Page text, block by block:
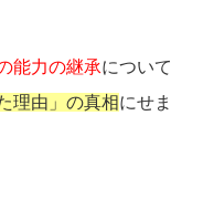
能力の継承について
理由」の真相にせま